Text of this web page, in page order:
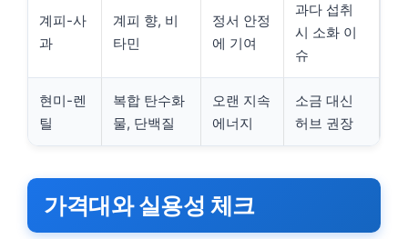
계피-사
과
계피 향, 비
타민
정서 안정
에 기여
과다 섭취
시 소화 이
슈
현미-렌
틸
복합 탄수화
물, 단백질
오랜 지속
에너지
소금 대신
허브 권장
가격대와 실용성 체크